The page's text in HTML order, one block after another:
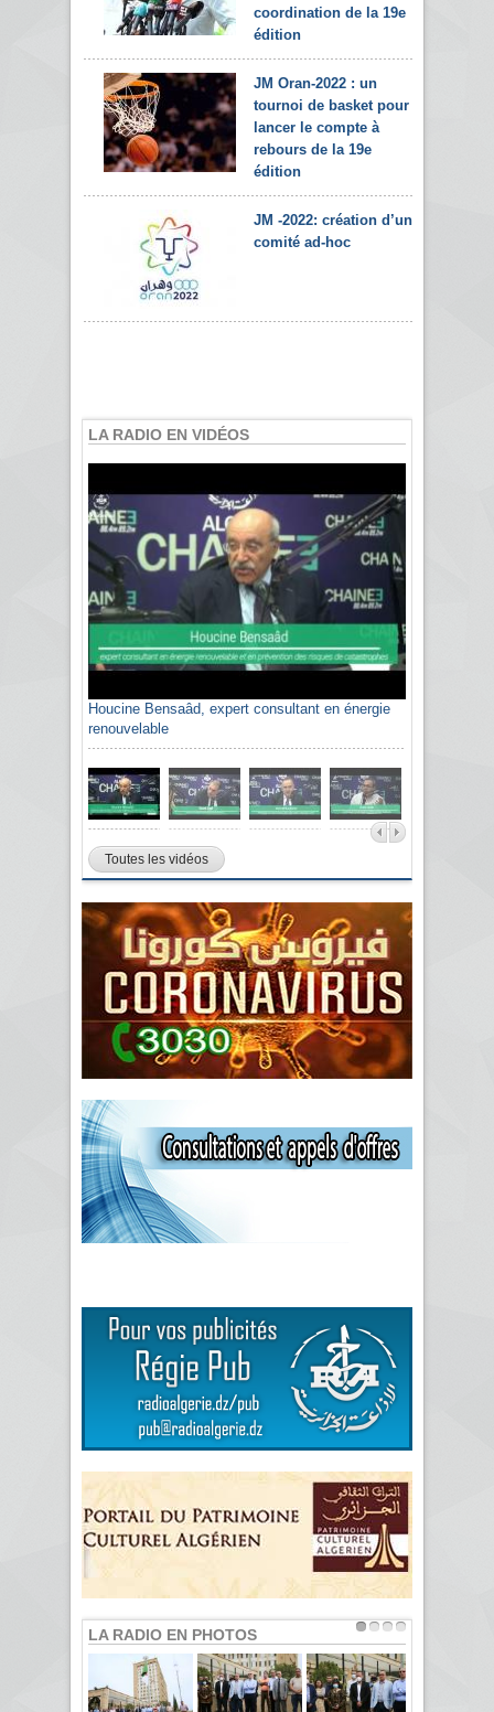
coordination de la 19e
édition
JM Oran-2022 : un
tournoi de basket pour
lancer le compte à
rebours de la 19e
édition
JM -2022: création d’un
comité ad-hoc
LA RADIO EN VIDÉOS
Houcine Bensaâd, expert consultant en énergie
renouvelable
Toutes les vidéos
LA RADIO EN PHOTOS